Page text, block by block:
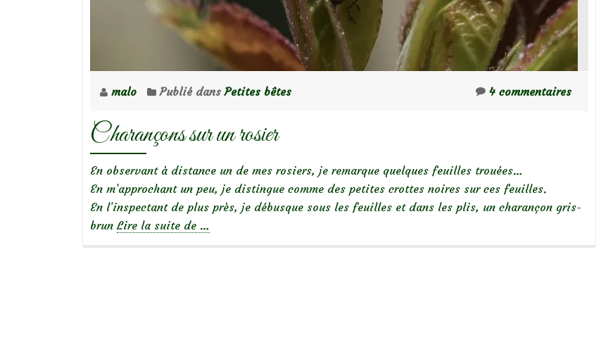
malo Publié dansPetites bêtes 4 commentaires
Charançons sur un rosier
En observant à distance un de mes rosiers, je remarque quelques feuilles trouées…
En m’approchant un peu, je distingue comme des petites crottes noires sur ces feuilles.
En l’inspectant de plus près, je débusque sous les feuilles et dans les plis, un charançon gris-
brun Lire la suite de à
…